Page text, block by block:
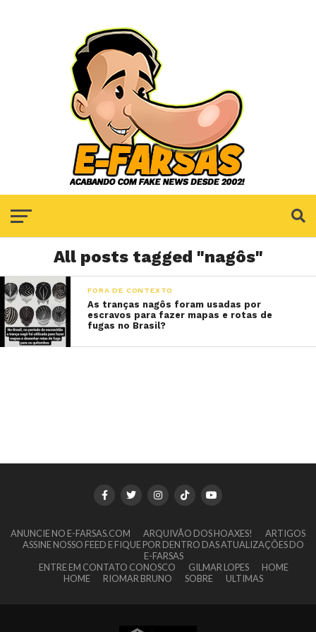
All posts tagged "nagôs"
FORA DE CONTEXTO
As tranças nagôs foram usadas por
escravos para fazer mapas e rotas de
fugas no Brasil?
ANUNCIE NO E-FARSAS.COM ARQUIVÃO DOS HOAXES!
ARTIGOS
ASSINE NOSSO FEED E FIQUE POR DENTRO DAS ATUALIZAÇÕES DO
E-FARSAS
ENTRE EM CONTATO CONOSCO
GILMAR LOPES
HOME
HOME
RIOMAR BRUNO SOBRE ULTIMAS